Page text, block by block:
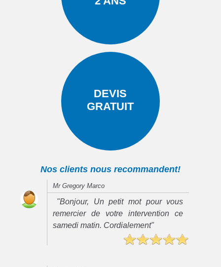
DEVIS
GRATUIT
Nos clients nous recommandent!
Mr Gregory Marco
"Bonjour, Un petit mot pour vous
remercier de votre intervention ce
samedi matin. Cordialement"